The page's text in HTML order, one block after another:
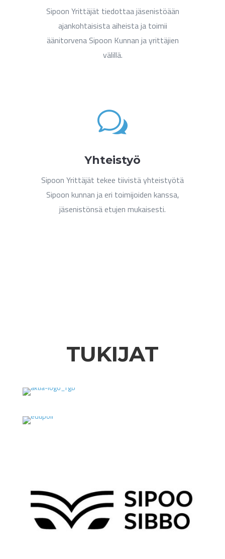
Sipoon Yrittäjät tiedottaa jäsenistöään
ajankohtaisista aiheista ja toimii
äänitorvena Sipoon Kunnan ja yrittäjien
välillä.
w
Yhteistyö
Sipoon Yrittäjät tekee tiivistä yhteistyötä
Sipoon kunnan ja eri toimijoiden kanssa,
jäsenistönsä etujen mukaisesti.
TUKIJAT